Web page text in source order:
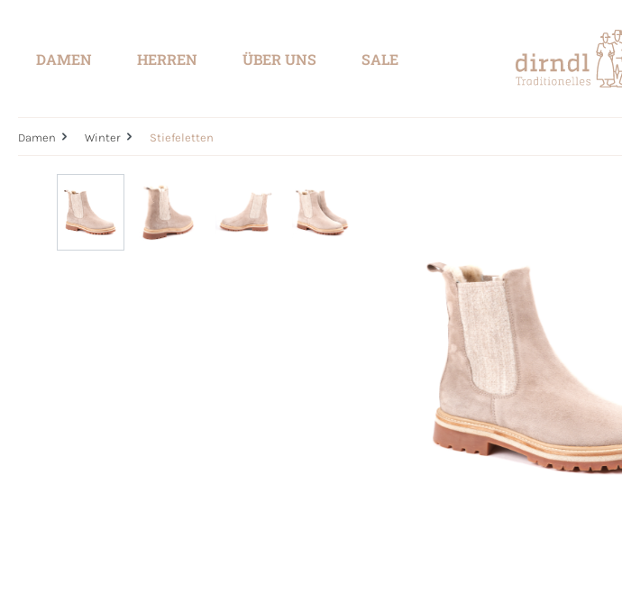
DAMEN HERREN ÜBER UNS SALE
Damen Winter Stiefeletten
Bildergalerie überspringen